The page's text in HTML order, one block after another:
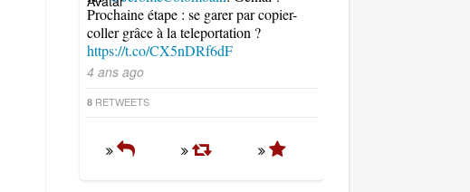
Prochaine étape : se garer par copier-
coller grâce à la teleportation ?
https://t.co/CX5nDRf6dF
4 ans ago
8 RETWEETS